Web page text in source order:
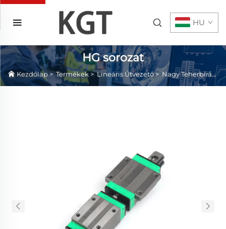
HU
HG sorozat
Kezdőlap>Termékek>Lineáris Útvezető> Nagy Teherbírású Lineáris Útvezető